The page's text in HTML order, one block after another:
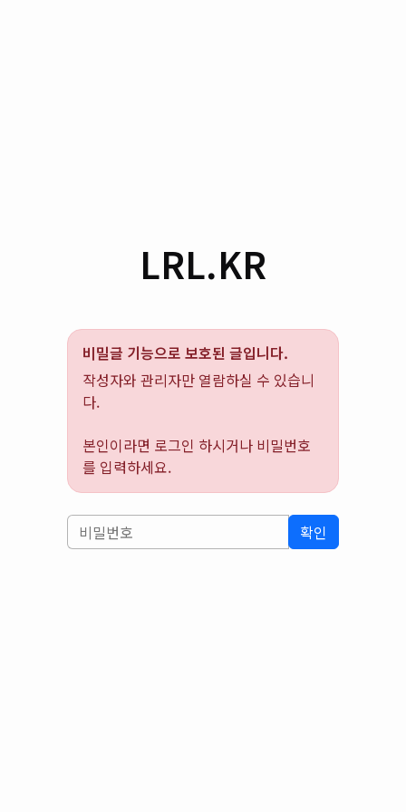
LRL.KR
비밀글 기능으로 보호된 글입니다.
작성자와 관리자만 열람하실 수 있습니
다.
본인이라면 로그인 하시거나 비밀번호
를 입력하세요.
확인